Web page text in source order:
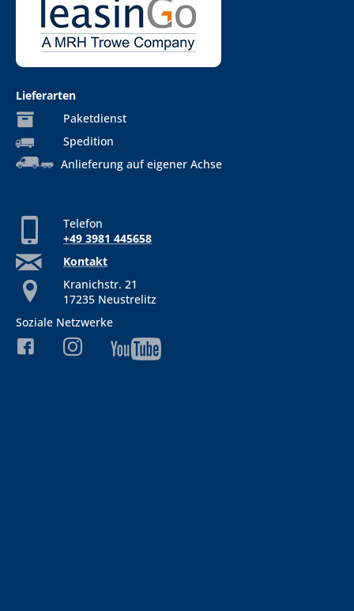
Lieferarten
Paketdienst
Spedition
Anlieferung auf eigener Achse
Telefon
+49 3981 445658
Kontakt
Kranichstr. 21
17235 Neustrelitz
Soziale Netzwerke